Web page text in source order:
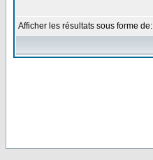
Afficher les résultats sous forme de: